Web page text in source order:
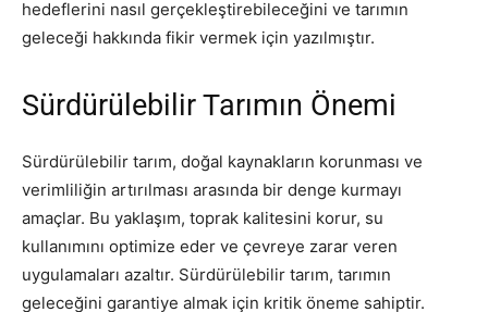
hedeflerini nasıl gerçekleştirebileceğini ve tarımın
geleceği hakkında fikir vermek için yazılmıştır.
Sürdürülebilir Tarımın Önemi
Sürdürülebilir tarım, doğal kaynakların korunması ve
verimliliğin artırılması arasında bir denge kurmayı
amaçlar. Bu yaklaşım, toprak kalitesini korur, su
kullanımını optimize eder ve çevreye zarar veren
uygulamaları azaltır. Sürdürülebilir tarım, tarımın
geleceğini garantiye almak için kritik öneme sahiptir.